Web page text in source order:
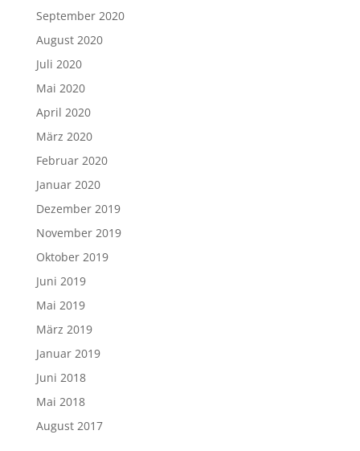
September 2020
August 2020
Juli 2020
Mai 2020
April 2020
März 2020
Februar 2020
Januar 2020
Dezember 2019
November 2019
Oktober 2019
Juni 2019
Mai 2019
März 2019
Januar 2019
Juni 2018
Mai 2018
August 2017